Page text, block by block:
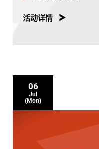
活动详情
06
Jul
(Mon)